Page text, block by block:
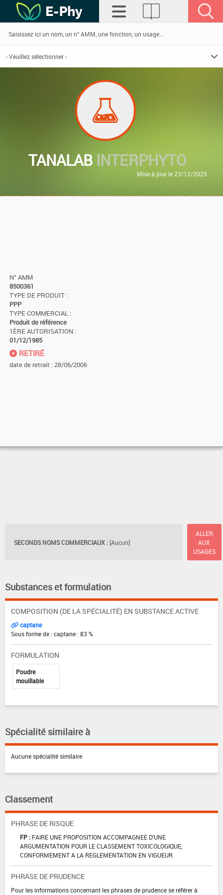
TANALAB INTERPHYTO
Mise à jour le 23/12/2025
N° AMM
8500361
TYPE DE PRODUIT :
PPP
TYPE COMMERCIAL :
Produit de référence
1ÈRE AUTORISATION :
01/12/1985
RETIRÉ
date de retrait : 28/06/2006
SECONDS NOMS COMMERCIAUX : [Aucun]
ALLER
AUX
USAGES
Substances et formulation
COMPOSITION (DE LA SPÉCIALITÉ) EN SUBSTANCE ACTIVE
captane
Sous forme de : captane : 83 %
FORMULATION
Poudre
mouillable
Spécialité similaire à
Aucune spécialité similaire
Classement
PHRASE DE RISQUE
FP : FAIRE UNE PROPOSITION ACCOMPAGNEE D'UNE
ARGUMENTATION POUR LE CLASSEMENT TOXICOLOGIQUE,
CONFORMEMENT A LA REGLEMENTATION EN VIGUEUR
PHRASE DE PRUDENCE
Pour les informations concernant les phrases de prudence se référer à